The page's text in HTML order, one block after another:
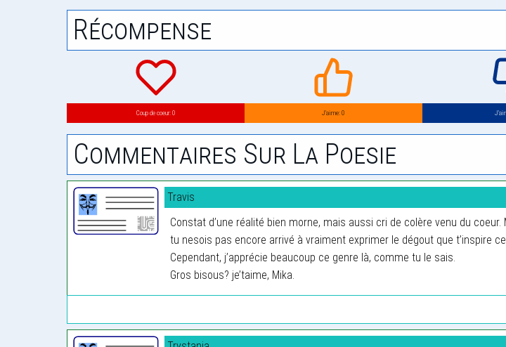
Récompense
Coup de coeur: 0 J’aime: 0
Commentaires Sur La Poesie
Travis
Constat d’une réalité bien morne, mais aussi cri de colère venu du coeur.
tu nesois pas encore arrivé à vraiment exprimer le dégout que t’inspire
Cependant, j’apprécie beaucoup ce genre là, comme tu le sais.
Gros bisous? je’taime, Mika.